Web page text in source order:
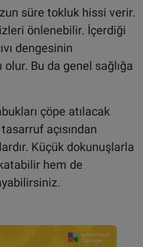
süre tokluk hissi verir.
önlenebilir. İçerdiği
dengesinin
olur. Bu da genel sağlığa
çöpe atılacak
açısından
Küçük dokunuşlarla
hem de